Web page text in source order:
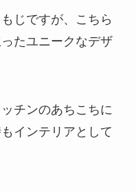
じですが、こちら
たユニークなデザ
チンのあちこちに
インテリアとして